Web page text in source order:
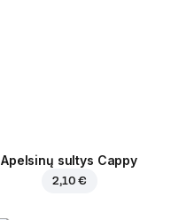
Apelsinų sultys Cappy
2,10 €